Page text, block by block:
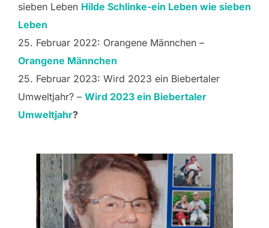
sieben Leben Hilde Schlinke-ein Leben wie sieben
Leben
25. Februar 2022: Orangene Männchen –
Orangene Männchen
25. Februar 2023: Wird 2023 ein Biebertaler
Umweltjahr? – Wird 2023 ein Biebertaler
Umweltjahr?